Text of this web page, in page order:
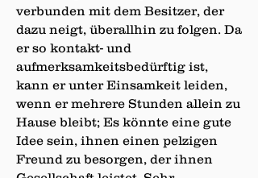
verbunden mit dem Besitzer, der
dazu neigt, überallhin zu folgen. Da
er so kontakt- und
aufmerksamkeitsbedürftig ist,
kann er unter Einsamkeit leiden,
wenn er mehrere Stunden allein zu
Hause bleibt; Es könnte eine gute
Idee sein, ihnen einen pelzigen
Freund zu besorgen, der ihnen